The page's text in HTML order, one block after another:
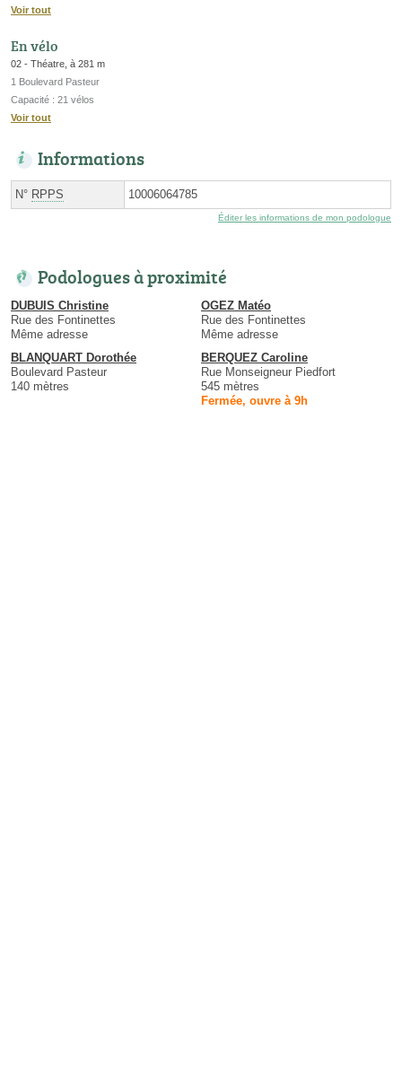
Voir tout
En vélo
02 - Théatre, à 281 m
1 Boulevard Pasteur
Capacité : 21 vélos
Voir tout
Informations
N° RPPS 10006064785
Éditer les informations de mon podologue
Podologues à proximité
DUBUIS Christine
Rue des Fontinettes
Même adresse
OGEZ Matéo
Rue des Fontinettes
Même adresse
BLANQUART Dorothée
Boulevard Pasteur
140 mètres
BERQUEZ Caroline
Rue Monseigneur Piedfort
545 mètres
Fermée, ouvre à 9h